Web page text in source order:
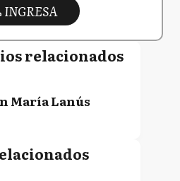
INGRESA
relacionados
María Lanús